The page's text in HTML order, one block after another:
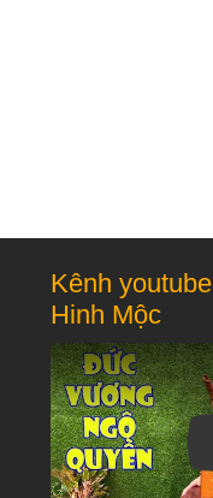
Kênh
Hinh Mộc